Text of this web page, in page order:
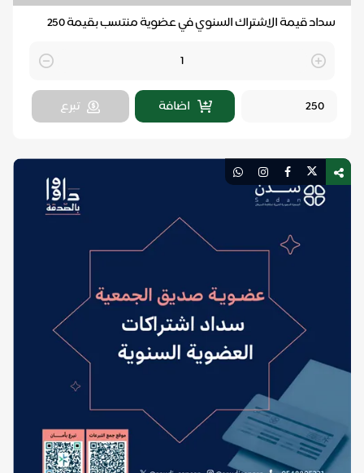
سداد قيمة الاشتراك السنوي في عضوية منتسب بقيمة 250
Quantity
اضافة
تبرع